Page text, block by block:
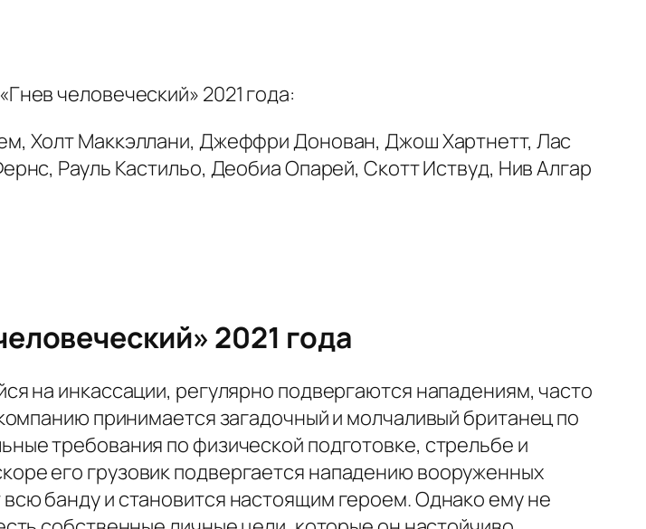
человеческий» 2021 года:
Холт Маккэллани, Джеффри Донован, Джош Хартнетт, Лас
Рауль Кастильо, Деобиа Опарей, Скотт Иствуд, Нив Алгар
2021 года
на инкассации, регулярно подвергаются нападениям, часто
принимается загадочный и молчаливый британец по
требования по физической подготовке, стрельбе и
его грузовик подвергается нападению вооруженных
банду и становится настоящим героем. Однако ему не